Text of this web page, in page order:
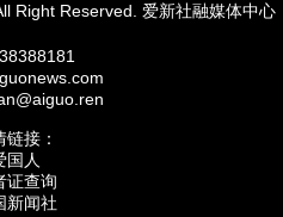
Right Reserved. 爱新社融媒体中心
链接：
国人
证查询
新闻社